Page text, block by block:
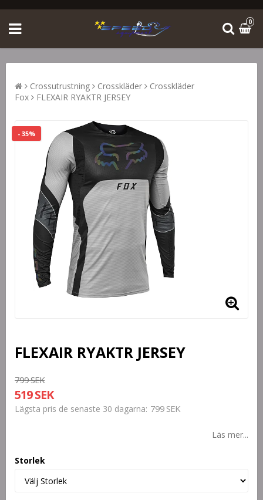
0
Crossutrustning Crosskläder
Crosskläder
Fox
FLEXAIR RYAKTR JERSEY
- 35%
FLEXAIR RYAKTR JERSEY
799 SEK
519 SEK
Lägsta pris de senaste 30 dagarna 799 SEK
Läs mer...
Storlek